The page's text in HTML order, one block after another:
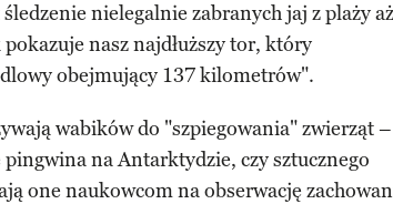
nielegalnie zabranych jaj z plaży aż
nasz najdłuższy tor, który
obejmujący 137 kilometrów".
wabików do "szpiegowania" zwierząt –
pingwina na Antarktydzie, czy sztucznego
one naukowcom na obserwację